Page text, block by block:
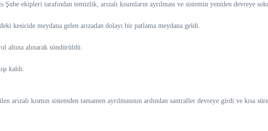
ekipleri tarafından temizlik, arızalı kısımların ayrılması ve sistemin yeniden devreye
kesicide meydana gelen arızadan dolayı bir patlama meydana geldi.
altına alınarak söndürüldü.
kaldı.
kısmın sistemden tamamen ayrılmasının ardından santraller devreye girdi ve kısa